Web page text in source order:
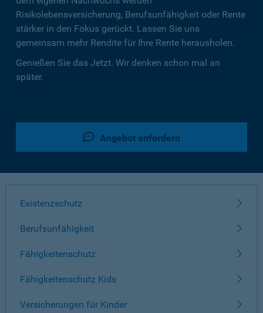
Risikolebensversicherung, Berufsunfähigkeit oder Rente
stärker in den Fokus gerückt. Lassen Sie uns
gemeinsam mehr Rendite für Ihre Rente herausholen.
Genießen Sie das Jetzt. Wir denken schon mal an
später.
Angebot anfordern
Existenzschutz
Berufsunfähigkeit
Fähigkeitenschutz
Fähigkeitenschutz Kids
Versicherungen für Kinder